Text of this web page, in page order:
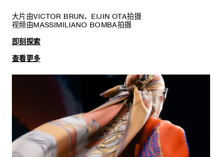
大片由VICTOR BRUN、EIJIN OTA拍摄
视频由MASSIMILIANO BOMBA拍摄
即刻探索
查看更多